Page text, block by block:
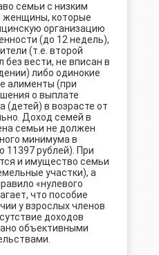
семьи с низким
женщины, которые
организацию
(до 12 недель),
(т.е. второй
без вести, не вписан в
либо одинокие
алименты (при
о выплате
(детей) в возрасте от
Доход семей в
семьи не должен
минимума в
11397 рублей). При
и имущество семьи
участки), а
«нулевого
что пособие
у взрослых членов
доходов
объективными